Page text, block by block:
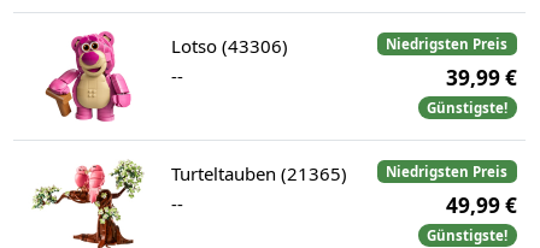
Niedrigsten Preis
Lotso (43306)
--
39,99 €
Günstigste!
Niedrigsten Preis
Turteltauben (21365)
--
49,99 €
Günstigste!